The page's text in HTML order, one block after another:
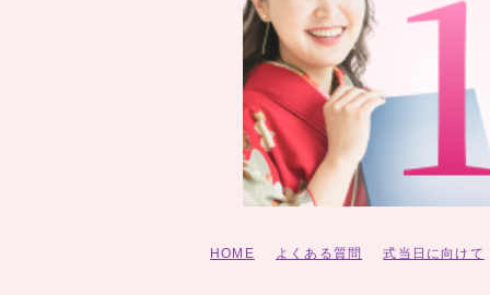
HOME よくある質問 式当日に向けて